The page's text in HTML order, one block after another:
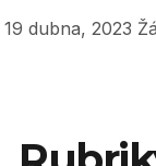
19 dubna, 2023